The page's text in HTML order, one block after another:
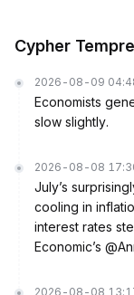
Cypher
2026-08-09
Economists
slow slightly.
2026-08-08
July’s
cooling in
interest rates
Economic’s
2026-08-08